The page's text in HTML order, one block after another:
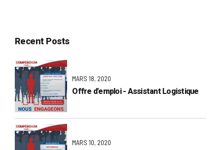
Recent Posts
MARS 18, 2020
Offre d'emploi - Assistant Logistique
MARS 10, 2020